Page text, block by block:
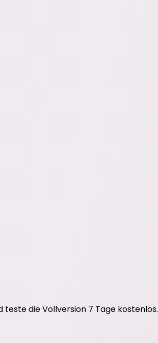
die Vollversion 7 Tage kostenlos.